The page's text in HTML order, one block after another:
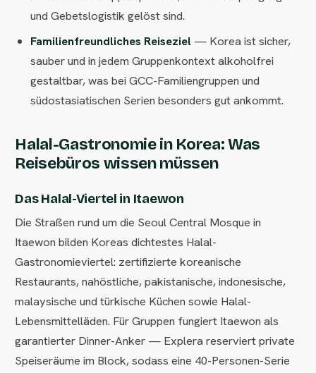
und Gebetslogistik gelöst sind.
Familienfreundliches Reiseziel— Korea ist sicher,
sauber und in jedem Gruppenkontext alkoholfrei
gestaltbar, was bei GCC-Familiengruppen und
südostasiatischen Serien besonders gut ankommt.
Halal-Gastronomie in Korea: Was
Reisebüros wissen müssen
Das Halal-Viertel in Itaewon
Die Straßen rund um die Seoul Central Mosque in
Itaewon bilden Koreas dichtestes Halal-
Gastronomieviertel: zertifizierte koreanische
Restaurants, nahöstliche, pakistanische, indonesische,
malaysische und türkische Küchen sowie Halal-
Lebensmittelläden. Für Gruppen fungiert Itaewon als
garantierter Dinner-Anker — Explera reserviert private
Speiseräume im Block, sodass eine 40-Personen-Serie